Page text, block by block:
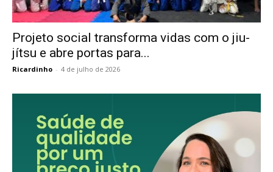
Projeto social transforma vidas com o jiu-
jítsu e abre portas para...
Ricardinho - 4 de julho de 2026